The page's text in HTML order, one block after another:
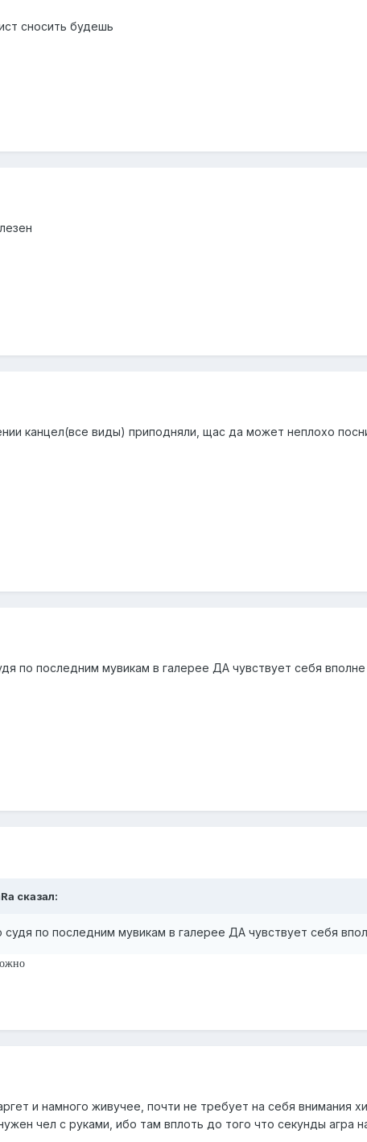
сносить будешь
канцел(все виды) приподняли, щас да может неплохо
по последним мувикам в галерее ДА чувствует себя
сказал:
судя по последним мувикам в галерее ДА чувствует себя
и намного живучее, почти не требует на себя внимания
чел с руками, ибо там вплоть до того что секунды агра